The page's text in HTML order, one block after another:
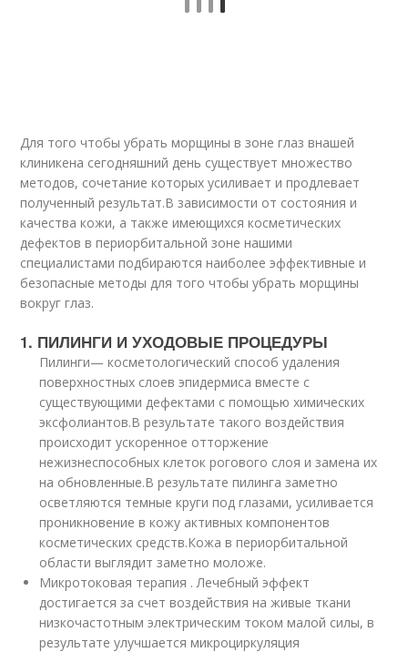
Для того чтобы убрать морщины в зоне глаз внашей
клиникена сегодняшний день существует множество
методов, сочетание которых усиливает и продлевает
полученный результат.В зависимости от состояния и
качества кожи, а также имеющихся косметических
дефектов в периорбитальной зоне нашими
специалистами подбираются наиболее эффективные и
безопасные методы для того чтобы убрать морщины
вокруг глаз.
1. ПИЛИНГИ И УХОДОВЫЕ ПРОЦЕДУРЫ
Пилинги— косметологический способ удаления
поверхностных слоев эпидермиса вместе с
существующими дефектами с помощью химических
эксфолиантов.В результате такого воздействия
происходит ускоренное отторжение
нежизнеспособных клеток рогового слоя и замена их
на обновленные.В результате пилинга заметно
осветляются темные круги под глазами, усиливается
проникновение в кожу активных компонентов
косметических средств.Кожа в периорбитальной
области выглядит заметно моложе.
Микротоковая терапия . Лечебный эффект
достигается за счет воздействия на живые ткани
низкочастотным электрическим током малой силы, в
результате улучшается микроциркуляция